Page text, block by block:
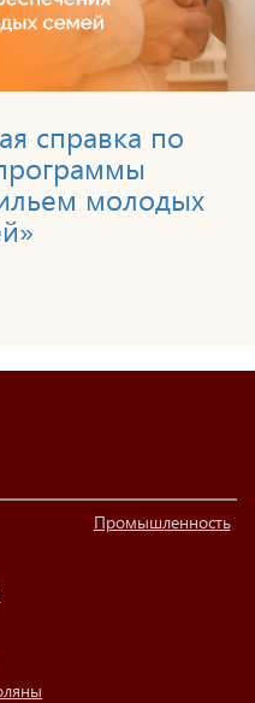
справка по
молодых
Промышленность